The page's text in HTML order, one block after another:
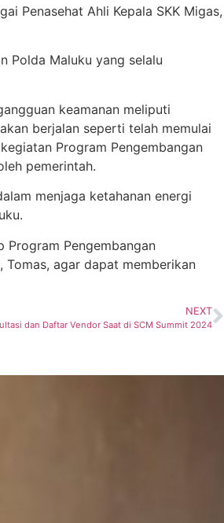
Penasehat Ahli Kepala SKK Migas,
Polda Maluku yang selalu
keamanan meliputi
berjalan seperti telah memulai
Program Pengembangan
pemerintah.
menjaga ketahanan energi
Program Pengembangan
agar dapat memberikan
NEXT
dan Daftar Vendor Saat di SCM Summit 2024